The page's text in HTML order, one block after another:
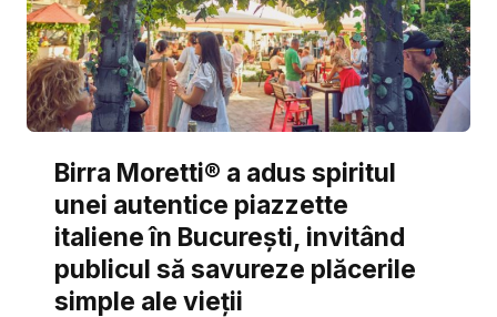
Birra Moretti® a adus spiritul
unei autentice piazzette
italiene în București, invitând
publicul să savureze plăcerile
simple ale vieții